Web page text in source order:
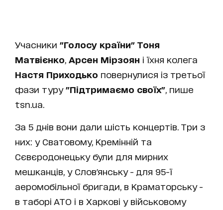
Учасники "Голосу країни" Тоня
Матвієнко Арсен Мірзоян і їхня колега
Настя Приходько повернулися із третьої
фази туру "Підтримаємо своїх" , пише
tsn.ua.
За 5 днів вони дали шість концертів. Три з
них: у Сватовому, Кремінній та
Сєвєродонецьку були для мирних
мешканців, у Слов'янську - для 95-ї
аеромобільної бригади, в Краматорську -
в таборі АТО і в Харкові у військовому